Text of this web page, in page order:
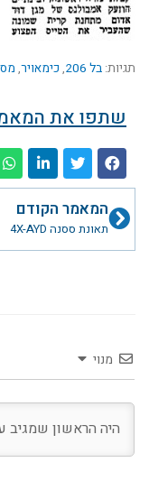
תגיות: בל 206 , כימאויר,
שתפו את
קודםהמאמר הקודם
תאונת ססנה 4X-AYD
מנוי